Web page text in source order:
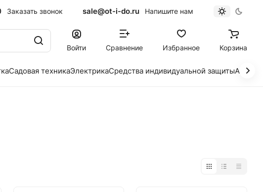
Заказать звонок sale@ot-i-do.ru Напишите нам
Войти Сравнение Избранное Корзина
Садовая техникаЭлектрикаСредства индивидуальной защиты